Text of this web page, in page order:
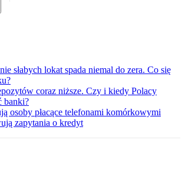
słabych lokat spada niemal do zera. Co się
coraz niższe. Czy i kiedy Polacy
banki?
osoby płacące telefonami komórkowymi
zapytania o kredyt